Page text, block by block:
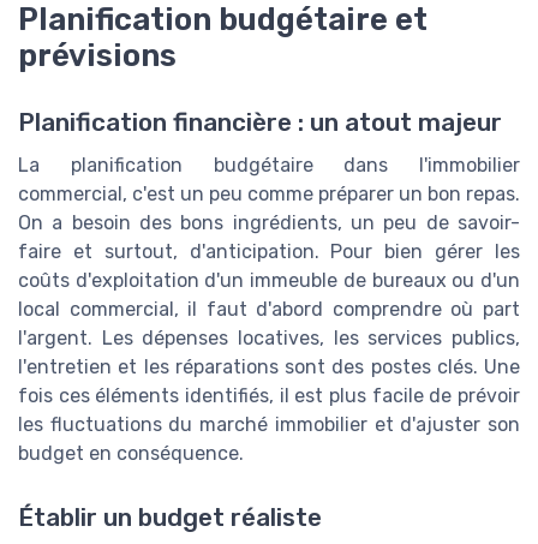
Planification budgétaire et
prévisions
Planification financière : un atout majeur
La planification budgétaire dans l'immobilier
commercial, c'est un peu comme préparer un bon repas.
On a besoin des bons ingrédients, un peu de savoir-
faire et surtout, d'anticipation. Pour bien gérer les
coûts d'exploitation d'un immeuble de bureaux ou d'un
local commercial, il faut d'abord comprendre où part
l'argent. Les dépenses locatives, les services publics,
l'entretien et les réparations sont des postes clés. Une
fois ces éléments identifiés, il est plus facile de prévoir
les fluctuations du marché immobilier et d'ajuster son
budget en conséquence.
Établir un budget réaliste